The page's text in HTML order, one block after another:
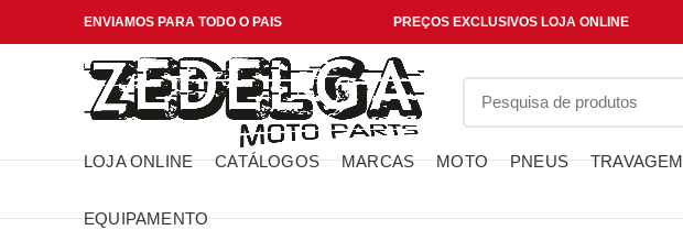
ENVIAMOS PARA TODO O PAIS PREÇOS EXCLUSIVOS LOJA ONLINE
LOJA ONLINE CATÁLOGOS MARCAS MOTO PNEUS TRAVAGEM
EQUIPAMENTO